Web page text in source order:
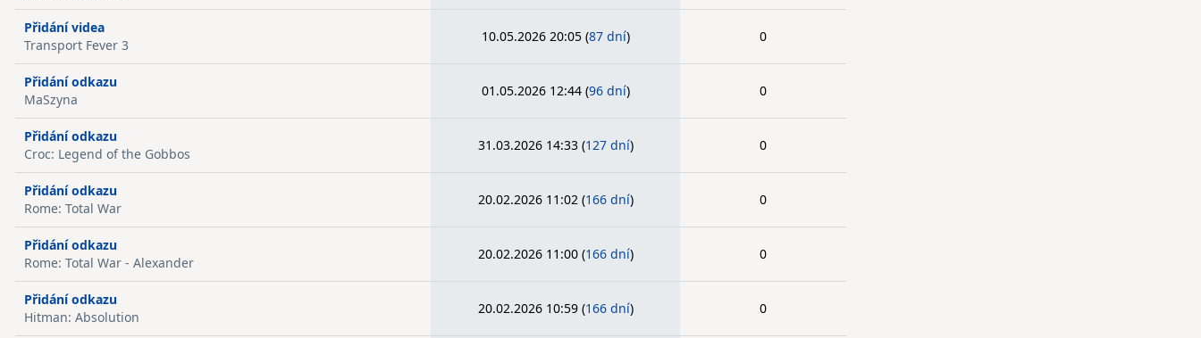
Přidání videa
Transport Fever 3
10.05.2026 20:05 (87 dní) 0
Přidání odkazu
MaSzyna
01.05.2026 12:44 (96 dní) 0
Přidání odkazu
Croc: Legend of the Gobbos
31.03.2026 14:33 (127 dní) 0
Přidání odkazu
Rome: Total War
20.02.2026 11:02 (166 dní) 0
Přidání odkazu
Rome: Total War - Alexander
20.02.2026 11:00 (166 dní) 0
Přidání odkazu
Hitman: Absolution
20.02.2026 10:59 (166 dní) 0